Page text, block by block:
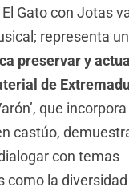
Gato con Jotas
representa un
preservar y
de
que
castúo,
con temas
como la